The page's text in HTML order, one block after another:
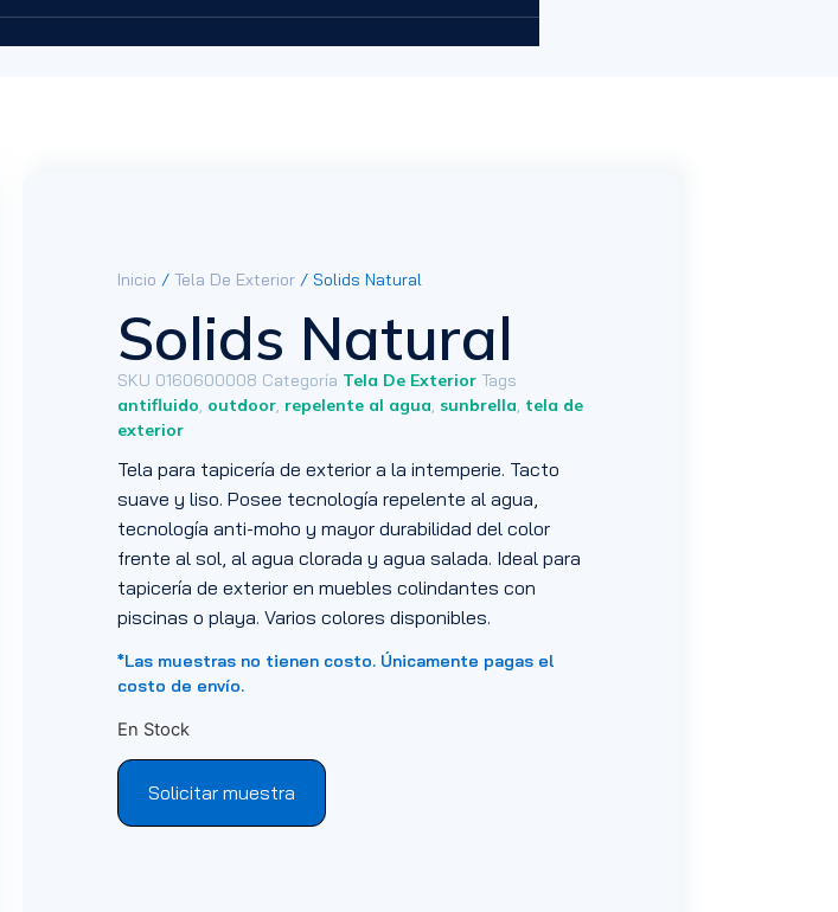
Inicio / Tela De Exterior/ Solids Natural
Solids Natural
SKU 0160600008 Categoría Tela De Exterior Tags
antifluido, outdoor, repelente al agua, sunbrella, tela de
exterior
Tela para tapicería de exterior a la intemperie. Tacto
suave y liso. Posee tecnología repelente al agua,
tecnología anti-moho y mayor durabilidad del color
frente al sol, al agua clorada y agua salada. Ideal para
tapicería de exterior en muebles colindantes con
piscinas o playa. Varios colores disponibles.
*Las muestras no tienen costo. Únicamente pagas el
costo de envío.
En Stock
Solicitar muestra